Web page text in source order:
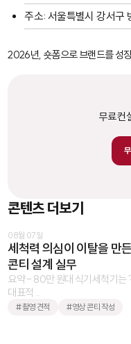
주소: 서울특별시 강서구
2026년, 숏폼으로 브랜드를 성
무료 컨
콘텐츠 더보기
08월 07일
세척력 의심이 이탈을 만
콘티 설계 실무
요약 - 80만 원대 식기세척기는
대표적 ...
#촬영 견적 #영상 콘티 작성